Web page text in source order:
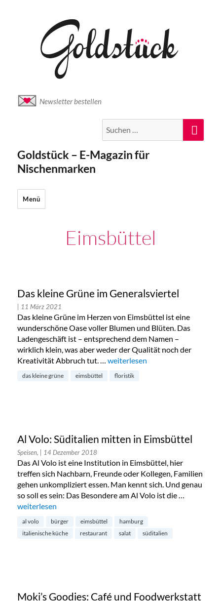
Newsletter bestellen
nach:
Goldstück – E-Magazin für
Nischenmarken
Menü
Eimsbüttel
Das kleine Grüne im Generalsviertel
| 11 März 2021
Das kleine Grüne im Herzen von Eimsbüttel ist eine
wunderschöne Oase voller Blumen und Blüten. Das
Ladengeschäft ist – entsprechend dem Namen –
wirklich klein, was aber weder der Qualität noch der
Kreativität Abbruch tut. … „Das kleine Grüne im
weiterlesen
das kleine grüne eimsbüttel floristik
Al Volo: Süditalien mitten in Eimsbüttel
Speisen, | 14 Dezember 2018
Das Al Volo ist eine Institution in Eimsbüttel, hier
treffen sich Nachbarn, Freunde oder Kollegen, Familien
gehen unkompliziert essen. Man kennt sich. Und genau
so soll es sein: Das Besondere am Al Volo ist die …
„Al Volo: Süditalien mitten in Eimsbüttel“
weiterlesen
al volo bürger eimsbüttel
hamburg
italienische küche
restaurant salat süditalien
Moki’s Goodies: Café und Foodwerkstatt